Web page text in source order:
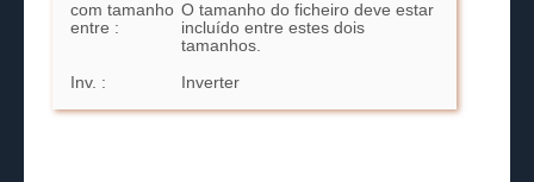
com tamanho
entre :
O tamanho do ficheiro deve estar
incluído entre estes dois
tamanhos.
Inv. : Inverter